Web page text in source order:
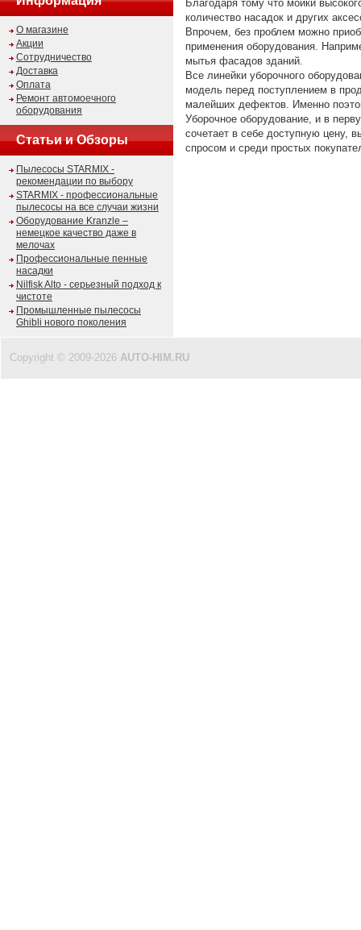
О магазине
Акции
Сотрудничество
Доставка
Оплата
Ремонт автомоечного
оборудования
Статьи и Обзоры
Пылесосы STARMIX -
рекомендации по выбору
STARMIX - профессиональные
пылесосы на все случаи жизни
Оборудование Kranzle –
немецкое качество даже в
мелочах
Профессиональные пенные
насадки
Nilfisk Alto - серьезный подход к
чистоте
Промышленные пылесосы
Ghibli нового поколения
Благодаря тому что мойки
количество насадок и других
Впрочем, без проблем можно
применения оборудования.
мытья фасадов зданий.
Все линейки уборочного
модель перед поступлением в
малейших дефектов. Именно
Уборочное оборудование, и в
сочетает в себе доступную цену,
спросом и среди простых
Copyright © 2009-2026 AUTO-HIM.RU